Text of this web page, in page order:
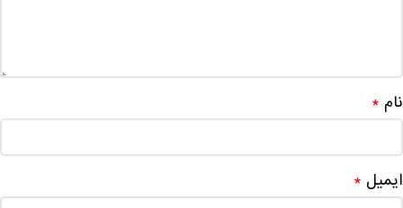
نام *
ایمیل *